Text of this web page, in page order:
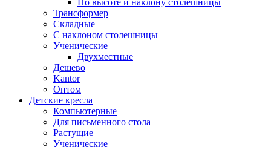
Трансформер
Складные
С наклоном столешницы
Ученические
Двухместные
Дешево
Kantor
Оптом
Детские кресла
Компьютерные
Для письменного стола
Растущие
Ученические